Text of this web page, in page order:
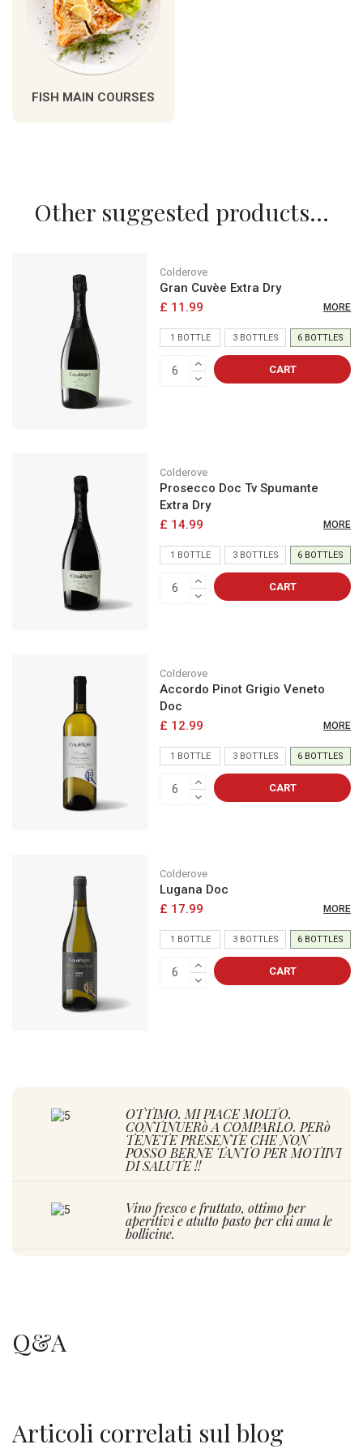
FISH MAIN COURSES
Other suggested products...
Colderove
Gran Cuvèe Extra Dry
£ 11.99
MORE
1 BOTTLE 3 BOTTLES 6 BOTTLES
CART
Colderove
Prosecco Doc Tv Spumante
Extra Dry
£ 14.99
MORE
1 BOTTLE 3 BOTTLES 6 BOTTLES
CART
Colderove
Accordo Pinot Grigio Veneto
Doc
£ 12.99
MORE
1 BOTTLE 3 BOTTLES 6 BOTTLES
CART
Colderove
Lugana Doc
£ 17.99
MORE
1 BOTTLE 3 BOTTLES 6 BOTTLES
CART
OTTIMO. MI PIACE MOLTO.
CONTINUERò A COMPARLO. PERò
TENETE PRESENTE CHE NON
POSSO BERNE TANTO PER MOTIIVI
DI SALUTE !!
Vino fresco e fruttato, ottimo per
aperitivi e atutto pasto per chi ama le
bollicine.
QUA PARLIAMO SOLO DI
Q&A
Articoli correlati sul blog